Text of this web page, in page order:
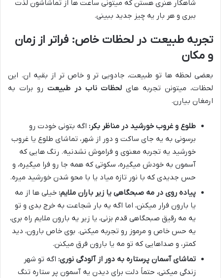
شاهکار هنری هستن که میتونی ساعت ها از تماشاشون لذت
ببری و هر بار یه چیز جدید ببینی.
تجربه طبیعت در لحظات خاص: فراتر از زمان
و مکان
بعضی لحظه ها تو طبیعت، جادویی تر و خاص تر از بقیه ان. این
لحظات، میتونن تجربه های لحظات ناب در طبیعت رو برات به
ارمغان بیارن.
طلوع و غروب خورشید در مناظر بکر: اگه بتونی خودت رو
برسونی به یه جای ساکت و دور از شهر، تماشای طلوع یا غروب
خورشید یه تجربه معنوی و فراموش نشدنیه. رنگ هایی که
آسمون به خودش میگیره، سکوتی که همه جا رو فرا میگیره، و
حس جدیدی که با نور تازه میاد یا با محو شدن خورشید میره.
پیاده روی در مه صبحگاهی یا زیر باران ملایم: خیلی ها از مه
یا بارون فرار میکنن، اما اگه یه بار شجاعت به خرج بدی و تو
یه مه رقیق صبحگاهی قدم بزنی، یا زیر یه بارون ملایم راه بری،
یه حس خاص و مرموز رو تجربه میکنی. بوی خاص بارون، دید
کمتر، و صداهایی که تو مه یا بارون فرق میکنن.
تماشای آسمان پرستاره به دور از آلودگی نوری: اگه تو شهر
زندگی میکنی، حتماً دلت برای دیدن یه آسمون پر ستاره تنگ